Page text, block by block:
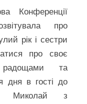
Конференції
про
рік і сестри
про своє
та
дня в гості до
Миколай з